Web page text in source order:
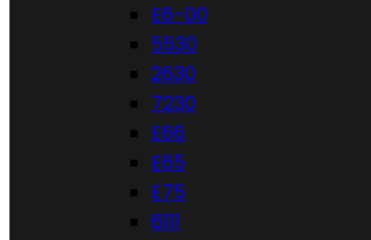
E6-00
5530
2630
7230
E66
E65
E75
6111